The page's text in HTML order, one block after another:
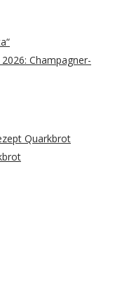
Champagner-
Quarkbrot